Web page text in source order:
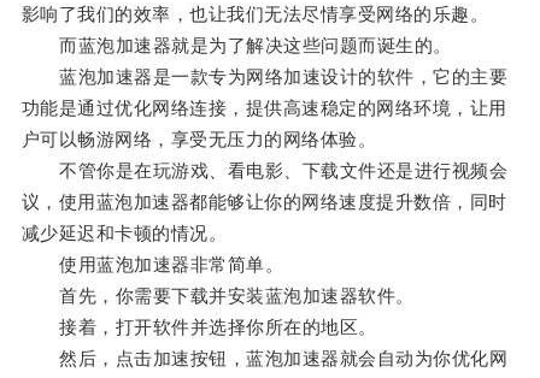
影响了我们的效率，也让我们无法尽情享受网络的乐趣。
而蓝泡加速器就是为了解决这些问题而诞生的。
蓝泡加速器是一款专为网络加速设计的软件，它的主要
功能是通过优化网络连接，提供高速稳定的网络环境，让用
户可以畅游网络，享受无压力的网络体验。
不管你是在玩游戏、看电影、下载文件还是进行视频会
议，使用蓝泡加速器都能够让你的网络速度提升数倍，同时
减少延迟和卡顿的情况。
使用蓝泡加速器非常简单。
首先，你需要下载并安装蓝泡加速器软件。
接着，打开软件并选择你所在的地区。
然后，点击加速按钮，蓝泡加速器就会自动为你优化网